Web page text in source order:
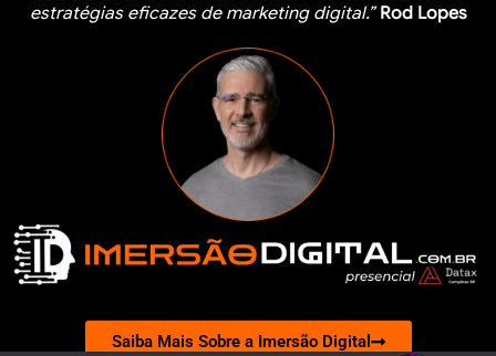
estratégias eficazes de marketing digital.” Rod Lopes
Saiba Mais Sobre a Imersão Digital